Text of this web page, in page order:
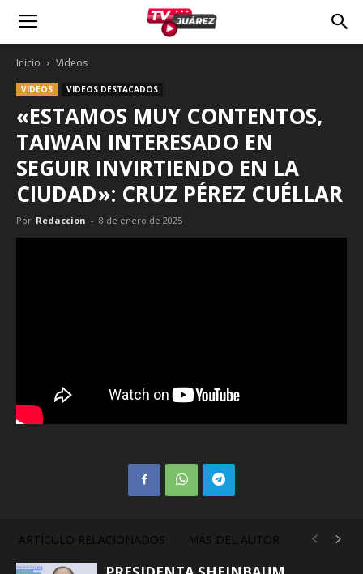
Inicio Videos
VIDEOS VIDEOS DESTACADOS
«ESTAMOS MUY CONTENTOS,
TAIWAN INTERESADO EN
SEGUIR INVIRTIENDO EN LA
CIUDAD»: CRUZ PÉREZ CUÉLLAR
Por Redaccion - 8 de enero de 2025
ARTÍCULO RELACIONADOS MÁS DEL AUTOR